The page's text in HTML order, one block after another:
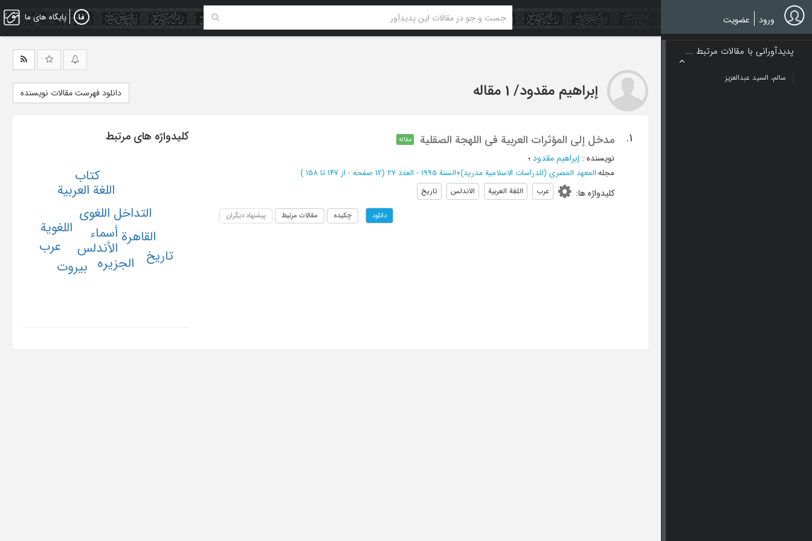
Skip
to
main
پایگاه های ما ورود عضویت
پدیدآورانی با مقالات مرتبط ...
سالم، السید عبدالعزیز
إبراهیم مقدود/ 1 مقاله دانلود فهرست مقالات نویسنده
1. مدخل إلی المؤثرات العربیة فی اللهجة الصقلیة مقاله
نویسنده : إبراهیم مقدود؛
مجله:المعهد المصری (للدراسات الاسلامیة مدرید)»السنة 1995 - العدد 27 (‎12 صفحه - از 147 تا 158 )
کلیدواژه ها: عرب اللغة العربیة الاندلس تاریخ
دانلود چکیده مقالات مرتبط پیشنهاد دیگران
کلیدواژه های مرتبط
أسماء
الأندلس
التداخل اللغوی
الجزیره
القاهرة
اللغة العربیة
اللغویة
بیروت
تاریخ عرب
کتاب